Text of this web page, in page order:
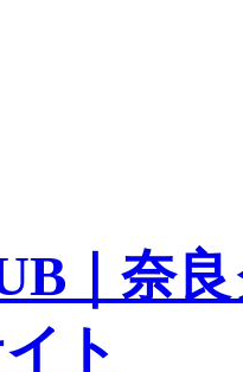
タッフ
」